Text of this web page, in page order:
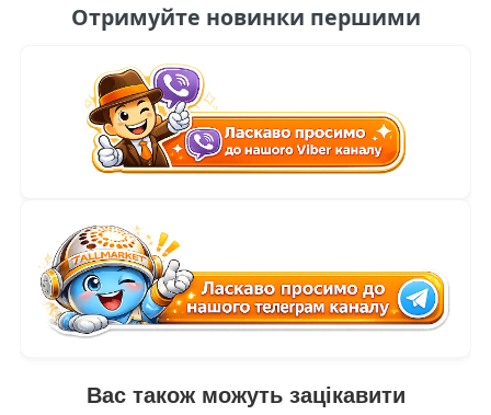
Отримуйте новинки першими
Вас також можуть зацікавити